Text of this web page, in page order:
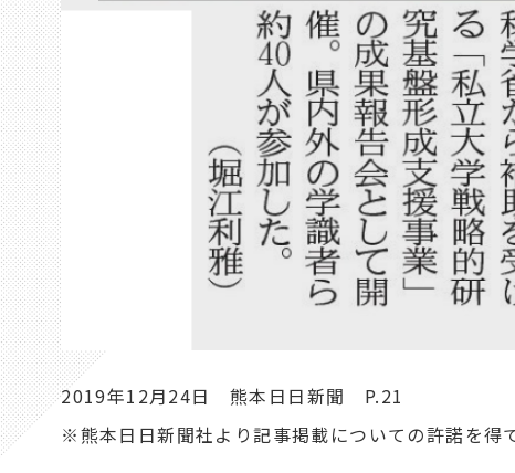
2019年12月24日 熊本日日新聞 P.21
※熊本日日新聞社より記事掲載についての許諾を得て